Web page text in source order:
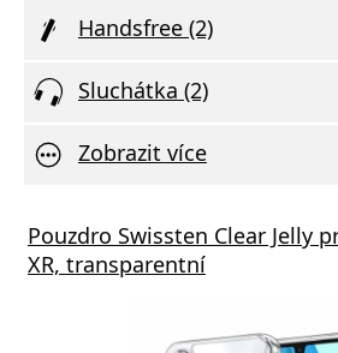
Handsfree (2)
Sluchátka (2)
Zobrazit více
Pouzdro Swissten Clear Jelly
XR, transparentní